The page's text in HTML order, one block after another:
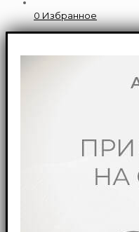
0 Избранное